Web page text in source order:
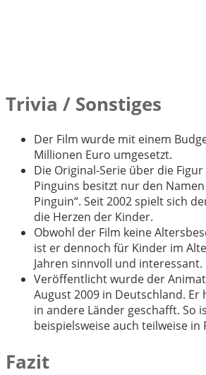
Trivia / Sonstiges
Der Film wurde mit einem
Millionen Euro umgesetzt.
Die Original-Serie über die
Pinguins besitzt nur den Namen
Pinguin“. Seit 2002 spielt sich
die Herzen der Kinder.
Obwohl der Film keine
ist er dennoch für Kinder im
Jahren sinnvoll und interessant.
Veröffentlicht wurde der
August 2009 in Deutschland. Er
in andere Länder geschafft. So
beispielsweise auch teilweise in
Fazit